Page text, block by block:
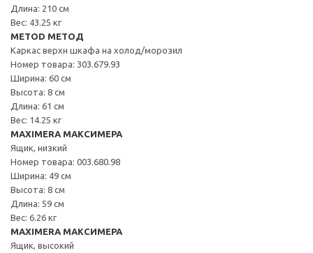
Длина: 210 см
Вес: 43.25 кг
METOD МЕТОД
Каркас верхн шкафа на холод/морозил
Номер товара: 303.679.93
Ширина: 60 см
Высота: 8 см
Длина: 61 см
Вес: 14.25 кг
MAXIMERA МАКСИМЕРА
Ящик, низкий
Номер товара: 003.680.98
Ширина: 49 см
Высота: 8 см
Длина: 59 см
Вес: 6.26 кг
MAXIMERA МАКСИМЕРА
Ящик, высокий